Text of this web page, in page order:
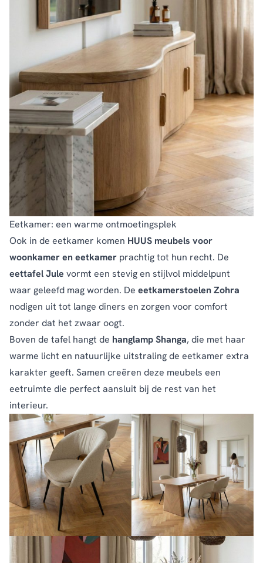
Eetkamer: een warme ontmoetingsplek
Ook in de eetkamer komen HUUS meubels voor
woonkamer en eetkamer prachtig tot hun recht. De
eettafel Jule vormt een stevig en stijlvol middelpunt
waar geleefd mag worden. De eetkamerstoelen Zohra
nodigen uit tot lange diners en zorgen voor comfort
zonder dat het zwaar oogt.
Boven de tafel hangt de hanglamp Shanga, die met haar
warme licht en natuurlijke uitstraling de eetkamer extra
karakter geeft. Samen creëren deze meubels een
eetruimte die perfect aansluit bij de rest van het
interieur.